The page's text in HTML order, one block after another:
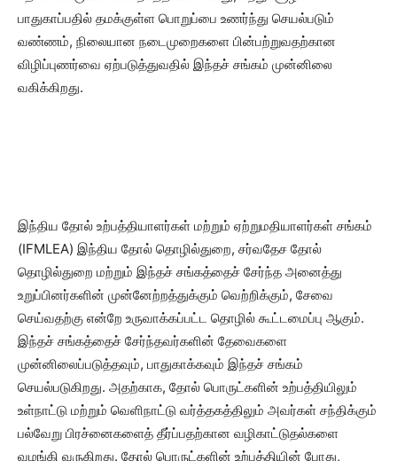
பாதுகாப்பதில் தமக்குள்ள பொறுப்பை உணர்ந்து செயல்படும்
வண்ணம், நிலையான நடைமுறைகளை பின்பற்றுவதற்கான
விழிப்புணர்வை ஏற்படுத்துவதில் இந்தச் சங்கம் முன்னிலை
வகிக்கிறது.
இந்திய தோல் உற்பத்தியாளர்கள் மற்றும் ஏற்றுமதியாளர்கள் சங்கம்
(IFMLEA) இந்திய தோல் தொழில்துறை, சர்வதேச தோல்
தொழில்துறை மற்றும் இந்தச் சங்கத்தைச் சேர்ந்த அனைத்து
உறுப்பினர்களின் முன்னேற்றத்துக்கும் வெற்றிக்கும், சேவை
செய்வதற்கு என்றே உருவாக்கப்பட்ட தொழில் கூட்டமைப்பு ஆகும்.
இந்தச் சங்கத்தைச் சேர்ந்தவர்களின் தேவைகளை
முன்னிலைப்படுத்தவும், பாதுகாக்கவும் இந்தச் சங்கம்
செயல்படுகிறது. அதற்காக, தோல் பொருட்களின் உற்பத்தியிலும்
உள்நாட்டு மற்றும் வெளிநாட்டு வர்த்தகத்திலும் அவர்கள் சந்திக்கும்
பல்வேறு பிரச்னைகளைத் தீர்ப்பதற்கான வழிகாட்டுதல்களை
வழங்கி வருகிறது. தோல் பொருட்களின் உற்பத்தியின் போது,